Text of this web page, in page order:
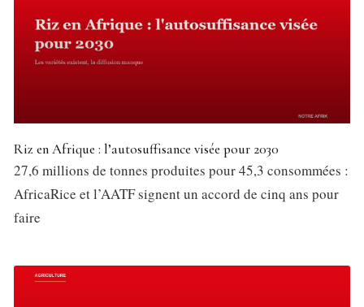
Riz en Afrique : l’autosuffisance visée pour 2030
27,6 millions de tonnes produites pour 45,3 consommées :
AfricaRice et l’AATF signent un accord de cinq ans pour
faire